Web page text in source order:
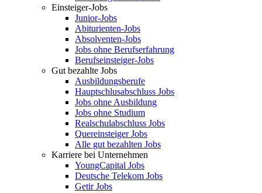
Einsteiger-Jobs
Junior-Jobs
Abiturienten-Jobs
Absolventen-Jobs
Jobs ohne Berufserfahrung
Berufseinsteiger-Jobs
Gut bezahlte Jobs
Ausbildungsberufe
Hauptschlusabschluss Jobs
Jobs ohne Ausbildung
Jobs ohne Studium
Realschulabschluss Jobs
Quereinsteiger Jobs
Alle gut bezahlten Jobs
Karriere bei Unternehmen
YoungCapital Jobs
Deutsche Telekom Jobs
Getir Jobs